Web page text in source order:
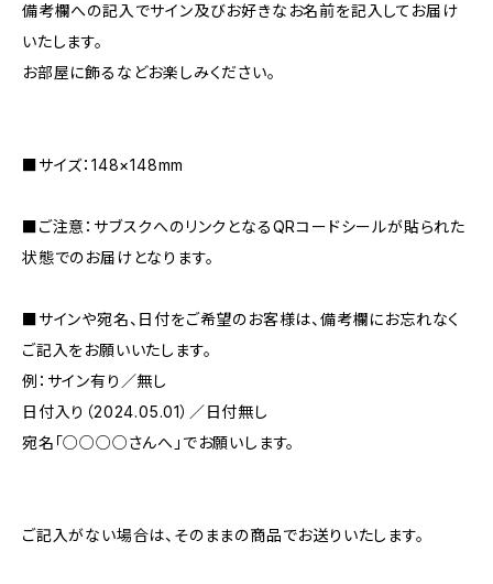
備考欄への記入でサイン及びお好きなお名前を記入してお届け
いたします。
お部屋に飾るなどお楽しみください。
■サイズ：148×148mm
■ご注意：サブスクへのリンクとなるQRコードシールが貼られた
状態でのお届けとなります。
■サインや宛名、日付をご希望のお客様は、備考欄にお忘れなく
ご記入をお願いいたします。
例：サイン有り／無し
日付入り（2024.05.01）／日付無し
宛名「○○○○さんへ」でお願いします。
ご記入がない場合は、そのままの商品でお送りいたします。